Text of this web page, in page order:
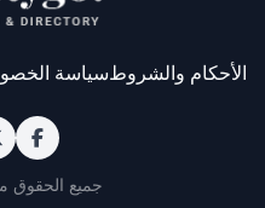
الأحكام والشروطسياسة
جميع الحقوق